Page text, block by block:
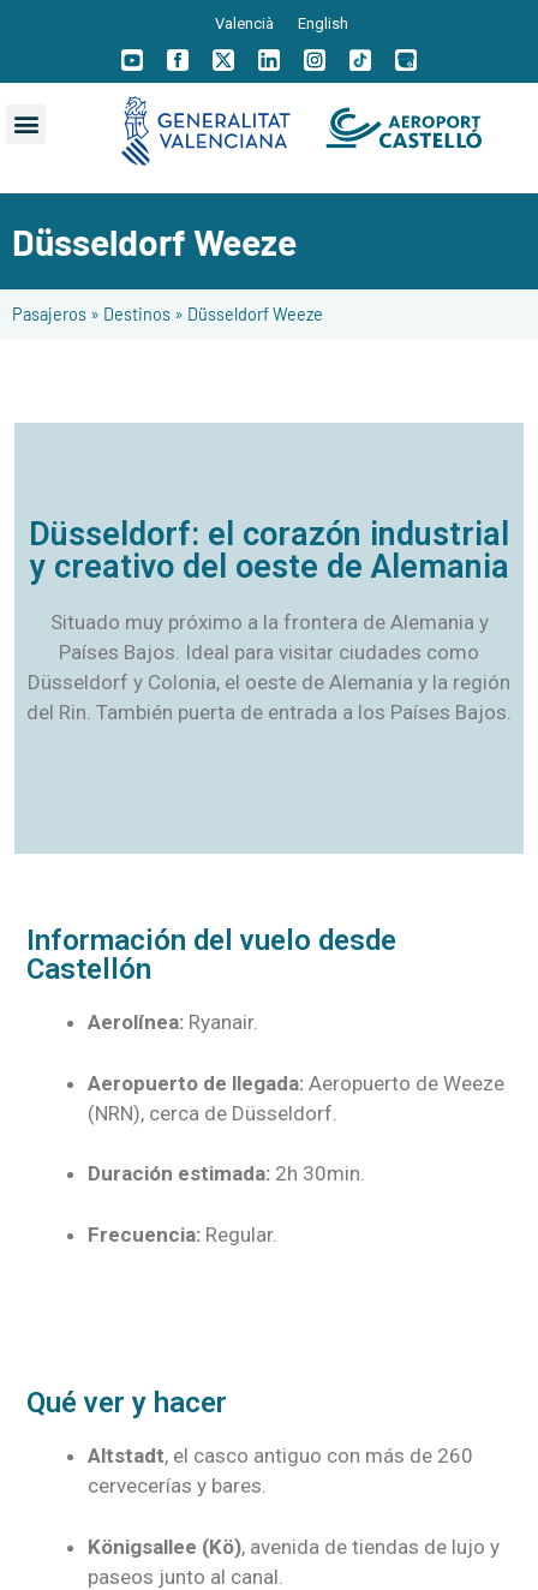
Valencià English
Düsseldorf Weeze
Pasajeros » Destinos » Düsseldorf Weeze
Düsseldorf: el corazón industrial
y creativo del oeste de Alemania
Situado muy próximo a la frontera de Alemania y
Países Bajos. Ideal para visitar ciudades como
Düsseldorf y Colonia, el oeste de Alemania y la región
del Rin. También puerta de entrada a los Países Bajos.
Información del vuelo desde
Castellón
Aerolínea: Ryanair.
Aeropuerto de llegada: Aeropuerto de Weeze
(NRN), cerca de Düsseldorf.
Duración estimada: 2h 30min.
Frecuencia: Regular.
Qué ver y hacer
Altstadt, el casco antiguo con más de 260
cervecerías y bares.
Königsallee (Kö), avenida de tiendas de lujo y
paseos junto al canal.